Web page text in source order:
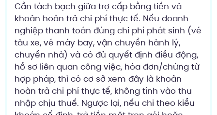
Cần tách bạch giữa trợ cấp bằng tiền và
khoản hoàn trả chi phí thực tế. Nếu doanh
nghiệp thanh toán đúng chi phí phát sinh (vé
tàu xe, vé máy bay, vận chuyển hành lý,
chuyển nhà) và có đủ quyết định điều động,
hồ sơ liên quan công việc, hóa đơn/chứng từ
hợp pháp, thì có cơ sở xem đây là khoản
hoàn trả chi phí thực tế, không tính vào thu
nhập chịu thuế. Ngược lại, nếu chi theo kiểu